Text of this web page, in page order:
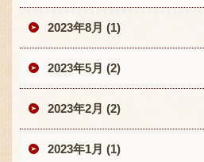
2023年8月 (1)
2023年5月 (2)
2023年2月 (2)
2023年1月 (1)